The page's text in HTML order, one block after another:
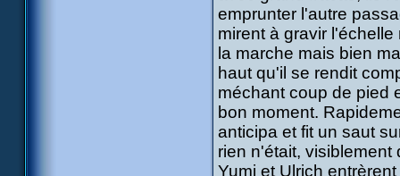
emprunter l'autre
mirent à gravir
la marche mais bien
haut qu'il se rendit
méchant coup de pied
bon moment.
anticipa et fit un saut
rien n'était,
Yumi et Ulrich